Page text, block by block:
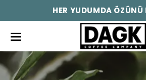
SİZLERE ÖZEL